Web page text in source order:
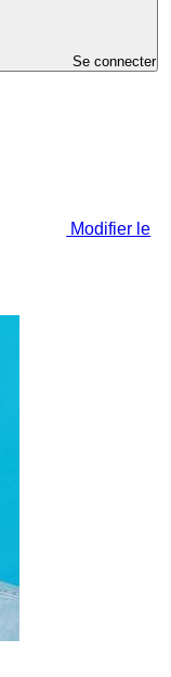
Se connecter
Modifier le